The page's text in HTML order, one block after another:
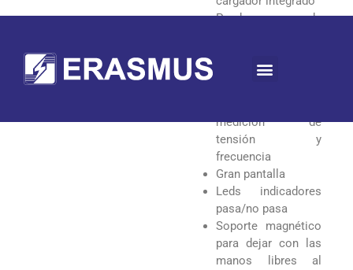
Prueba de
polaridad
medición de
tensión y
frecuencia
Gran pantalla
Leds indicadores
pasa/no pasa
Soporte magnético
para dejar con las
manos libres al